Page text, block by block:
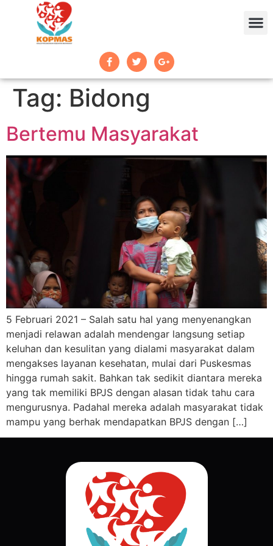
Tag: Bidong
Bertemu Masyarakat
5 Februari 2021 – Salah satu hal yang menyenangkan
menjadi relawan adalah mendengar langsung setiap
keluhan dan kesulitan yang dialami masyarakat dalam
mengakses layanan kesehatan, mulai dari Puskesmas
hingga rumah sakit. Bahkan tak sedikit diantara mereka
yang tak memiliki BPJS dengan alasan tidak tahu cara
mengurusnya. Padahal mereka adalah masyarakat tidak
mampu yang berhak mendapatkan BPJS dengan […]